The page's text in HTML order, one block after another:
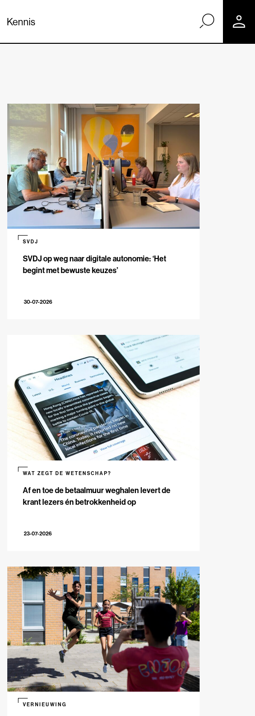
Kennis
SVDJ op weg naar digitale autonomie: ‘Het
begint met bewuste keuzes’
SVDJ
30-07-2026
Af en toe de betaalmuur weghalen levert de
krant lezers én betrokkenheid op
WAT ZEGT DE WETENSCHAP?
23-07-2026
VERNIEUWING